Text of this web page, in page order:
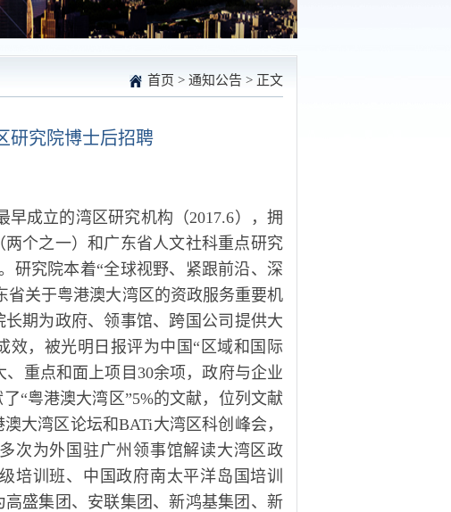
首页 > 通知公告 > 正文
研究院博士后招聘
早成立的湾区研究机构（2017.6），拥
个之一）和广东省人文社科重点研究
研究院本着“全球视野、紧跟前沿、深
省关于粤港澳大湾区的资政服务重要机
长期为政府、领事馆、跨国公司提供大
效，被光明日报评为中国“区域和国际
重点和面上项目30余项，政府与企业
“粤港澳大湾区”5%的文献，位列文献
大湾区论坛和BATi大湾区科创峰会，
次为外国驻广州领事馆解读大湾区政
培训班、中国政府南太平洋岛国培训
盛集团、安联集团、新鸿基集团、新